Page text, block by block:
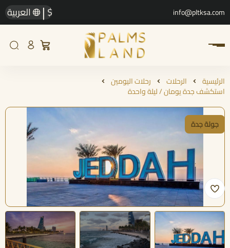
info@pltksa.com
$
| العربية
الرئيسية الرحلات رحلات اليومين
استكشف جدة يومان / ليلة واحدة
جولة جدة